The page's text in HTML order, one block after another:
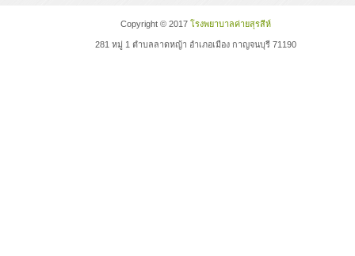
Copyright © 2017โรงพยาบาลค่ายสุรสีห์
281 หมู่ 1 ตำบลลาดหญ้า อำเภอเมือง กาญจนบุรี 71190